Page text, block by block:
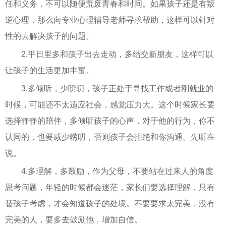
任和义务，不可以随便荒废青春和时间。如果孩子还是有叛
逆心理，那么向专业心理辅导老师寻求帮助，这样可以针对
性的去解决孩子的问题。
2.平日里多和孩子出去走动，多结交新朋友，这样可以
让孩子的生活更加丰富。
3.多倾听，少唠叨，孩子正处于寻找工作或者刚就业的
时候，可能还不太适应社会，感觉压力大。这个时候家长要
选择静静的陪伴，多倾听孩子的心声，对于他的行为，你不
认同的，也要减少唠叨，否则孩子会拒绝和你沟通。先听在
说。
4.多理解，多鼓励，作为父母，不要站在过来人的角度
思考问题，年轻的时候都会迷茫，家长们要选择理解，只有
替孩子考虑，才会知道孩子的处境。不要要求太完美，没有
完美的人，要多去鼓励他，增加自信。